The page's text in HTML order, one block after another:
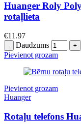
Huanger Roly
rotaļlieta
€11.97
Daudzums
Pievienot grozam
Pievienot grozam
Huanger
Rotaļu telefons